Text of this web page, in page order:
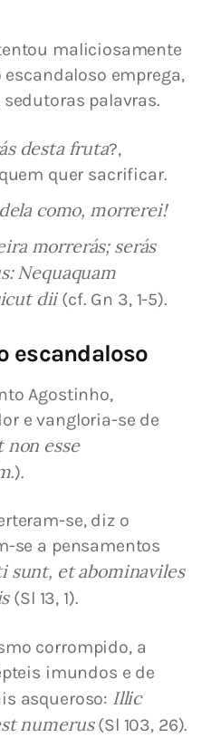
maliciosamente
emprega,
palavras.
desta fruta?,
quer sacrificar.
como, morrerei!
morrerás; serás
Nequaquam
dii(cf. Gn 3, 1-5).
escandaloso
Agostinho,
e vangloria-se de
non esse
.).
se, diz o
se a pensamentos
sunt, et abominaviles
(Sl 13, 1).
corrompido, a
imundos e de
asqueroso: Illic
numerus (Sl 103, 26).